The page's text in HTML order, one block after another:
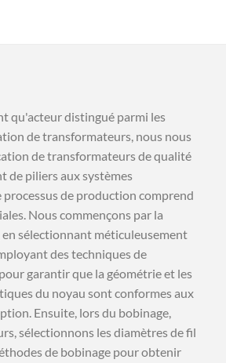
qu'acteur distingué parmi les
de transformateurs, nous nous
de transformateurs de qualité
de piliers aux systèmes
de production comprend
Nous commençons par la
sélectionnant méticuleusement
des techniques de
garantir que la géométrie et les
du noyau sont conformes aux
Ensuite, lors du bobinage,
sélectionnons les diamètres de fil
de bobinage pour obtenir